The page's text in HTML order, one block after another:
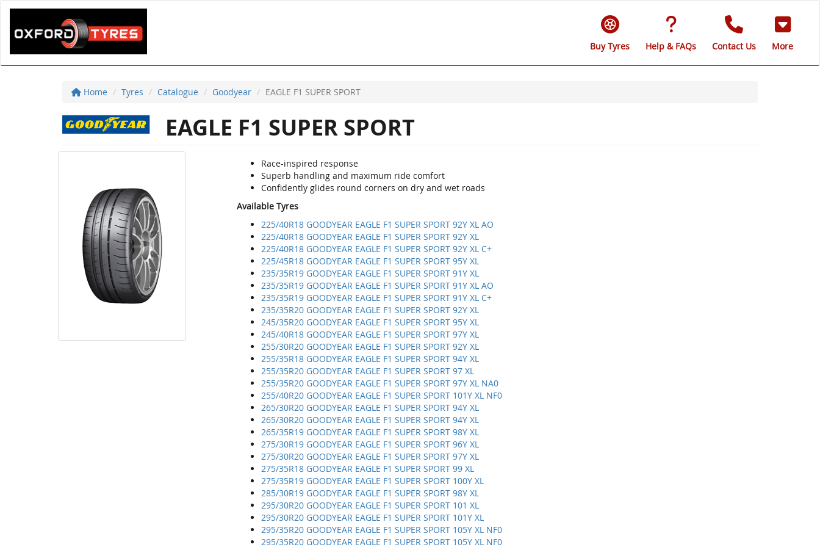
Buy Tyres Help & FAQs Contact Us More
Home Tyres Catalogue Goodyear EAGLE F1 SUPER SPORT
EAGLE F1 SUPER SPORT
Race-inspired response
Superb handling and maximum ride comfort
Confidently glides round corners on dry and wet roads
Available Tyres
225/40R18 GOODYEAR EAGLE F1 SUPER SPORT 92Y XL AO
225/40R18 GOODYEAR EAGLE F1 SUPER SPORT 92Y XL
225/40R18 GOODYEAR EAGLE F1 SUPER SPORT 92Y XL C+
225/45R18 GOODYEAR EAGLE F1 SUPER SPORT 95Y XL
235/35R19 GOODYEAR EAGLE F1 SUPER SPORT 91Y XL
235/35R19 GOODYEAR EAGLE F1 SUPER SPORT 91Y XL AO
235/35R19 GOODYEAR EAGLE F1 SUPER SPORT 91Y XL C+
235/35R20 GOODYEAR EAGLE F1 SUPER SPORT 92Y XL
245/35R20 GOODYEAR EAGLE F1 SUPER SPORT 95Y XL
245/40R18 GOODYEAR EAGLE F1 SUPER SPORT 97Y XL
255/30R20 GOODYEAR EAGLE F1 SUPER SPORT 92Y XL
255/35R18 GOODYEAR EAGLE F1 SUPER SPORT 94Y XL
255/35R20 GOODYEAR EAGLE F1 SUPER SPORT 97 XL
255/35R20 GOODYEAR EAGLE F1 SUPER SPORT 97Y XL NA0
255/40R20 GOODYEAR EAGLE F1 SUPER SPORT 101Y XL NF0
265/30R20 GOODYEAR EAGLE F1 SUPER SPORT 94Y XL
265/30R20 GOODYEAR EAGLE F1 SUPER SPORT 94Y XL
265/35R19 GOODYEAR EAGLE F1 SUPER SPORT 98Y XL
275/30R19 GOODYEAR EAGLE F1 SUPER SPORT 96Y XL
275/30R20 GOODYEAR EAGLE F1 SUPER SPORT 97Y XL
275/35R18 GOODYEAR EAGLE F1 SUPER SPORT 99 XL
275/35R19 GOODYEAR EAGLE F1 SUPER SPORT 100Y XL
285/30R19 GOODYEAR EAGLE F1 SUPER SPORT 98Y XL
295/30R20 GOODYEAR EAGLE F1 SUPER SPORT 101 XL
295/30R20 GOODYEAR EAGLE F1 SUPER SPORT 101Y XL
295/35R20 GOODYEAR EAGLE F1 SUPER SPORT 105Y XL NF0
295/35R20 GOODYEAR EAGLE F1 SUPER SPORT 105Y XL NF0